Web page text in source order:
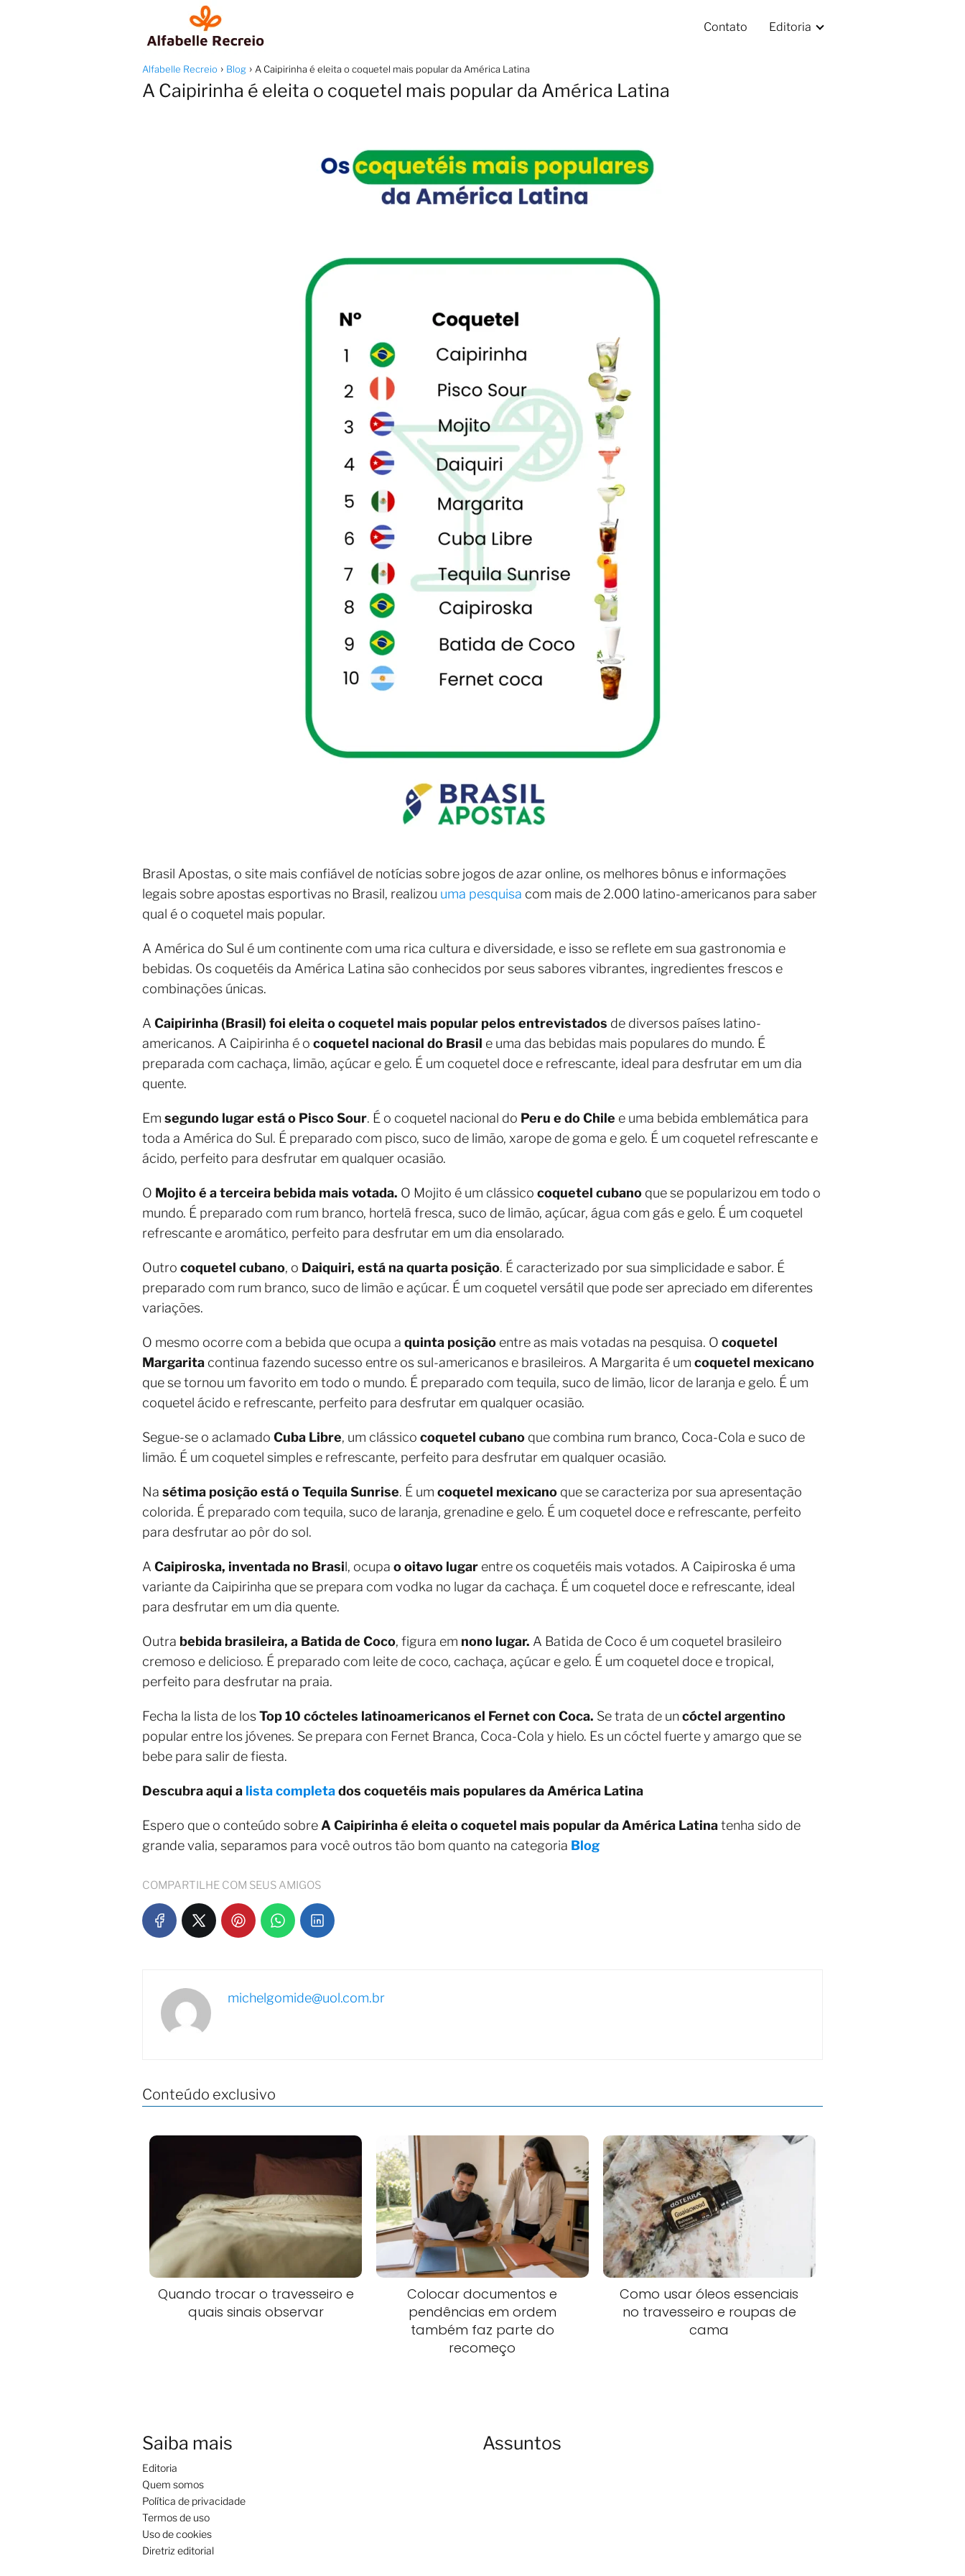
Contato Editoria
Alfabelle Recreio Blog A Caipirinha é eleita o coquetel mais popular da América Latina
A Caipirinha é eleita o coquetel mais popular da América Latina
Brasil Apostas, o site mais confiável de notícias sobre jogos de azar online, os melhores bônus e informações
legais sobre apostas esportivas no Brasil, realizou uma pesquisa com mais de 2.000 latino-americanos para saber
qual é o coquetel mais popular.
A América do Sul é um continente com uma rica cultura e diversidade, e isso se reflete em sua gastronomia e
bebidas. Os coquetéis da América Latina são conhecidos por seus sabores vibrantes, ingredientes frescos e
combinações únicas.
A Caipirinha (Brasil) foi eleita o coquetel mais popular pelos entrevistados de diversos países latino-
americanos. A Caipirinha é o coquetel nacional do Brasil e uma das bebidas mais populares do mundo. É
preparada com cachaça, limão, açúcar e gelo. É um coquetel doce e refrescante, ideal para desfrutar em um dia
quente.
Em segundo lugar está o Pisco Sour. É o coquetel nacional do Peru e do Chile e uma bebida emblemática para
toda a América do Sul. É preparado com pisco, suco de limão, xarope de goma e gelo. É um coquetel refrescante e
ácido, perfeito para desfrutar em qualquer ocasião.
O Mojitoé a terceira bebida mais votada. O Mojito é um clássico coquetel cubano que se popularizou em todo o
mundo. É preparado com rum branco, hortelã fresca, suco de limão, açúcar, água com gás e gelo. É um coquetel
refrescante e aromático, perfeito para desfrutar em um dia ensolarado.
Outro coquetel cubano, o Daiquiri, está na quarta posição. É caracterizado por sua simplicidade e sabor. É
preparado com rum branco, suco de limão e açúcar. É um coquetel versátil que pode ser apreciado em diferentes
variações.
O mesmo ocorre com a bebida que ocupa a quinta posição entre as mais votadas na pesquisa. O coquetel
Margarita continua fazendo sucesso entre os sul-americanos e brasileiros. A Margarita é um coquetel mexicano
que se tornou um favorito em todo o mundo. É preparado com tequila, suco de limão, licor de laranja e gelo. É um
coquetel ácido e refrescante, perfeito para desfrutar em qualquer ocasião.
Segue-se o aclamado Cuba Libre, um clássico coquetel cubano que combina rum branco, Coca-Cola e suco de
limão. É um coquetel simples e refrescante, perfeito para desfrutar em qualquer ocasião.
Na sétima posição está o Tequila Sunrise. É um coquetel mexicano que se caracteriza por sua apresentação
colorida. É preparado com tequila, suco de laranja, grenadine e gelo. É um coquetel doce e refrescante, perfeito
para desfrutar ao pôr do sol.
A Caipiroska, inventada no Brasil, ocupa o oitavo lugar entre os coquetéis mais votados. A Caipiroska é uma
variante da Caipirinha que se prepara com vodka no lugar da cachaça. É um coquetel doce e refrescante, ideal
para desfrutar em um dia quente.
Outra bebida brasileira, a Batida de Coco, figura em nono lugar. A Batida de Coco é um coquetel brasileiro
cremoso e delicioso. É preparado com leite de coco, cachaça, açúcar e gelo. É um coquetel doce e tropical,
perfeito para desfrutar na praia.
Fecha la lista de losTop 10 cócteles latinoamericanos el Fernet con Coca. Se trata de un cóctel argentino
popular entre los jóvenes. Se prepara con Fernet Branca, Coca-Cola y hielo. Es un cóctel fuerte y amargo que se
bebe para salir de fiesta.
Descubra aqui a lista completados coquetéis mais populares da América Latina
Espero que o conteúdo sobre A Caipirinha é eleita o coquetel mais popular da América Latinatenha sido de
grande valia, separamos para você outros tão bom quanto na categoria Blog
COMPARTILHE COM SEUS AMIGOS
michelgomide@uol.com.br
Conteúdo exclusivo
Quando trocar o travesseiro e
quais sinais observar
Colocar documentos e
pendências em ordem
também faz parte do
recomeço
Como usar óleos essenciais
no travesseiro e roupas de
cama
Saiba mais
Editoria
Quem somos
Política de privacidade
Termos de uso
Uso de cookies
Diretriz editorial
Assuntos